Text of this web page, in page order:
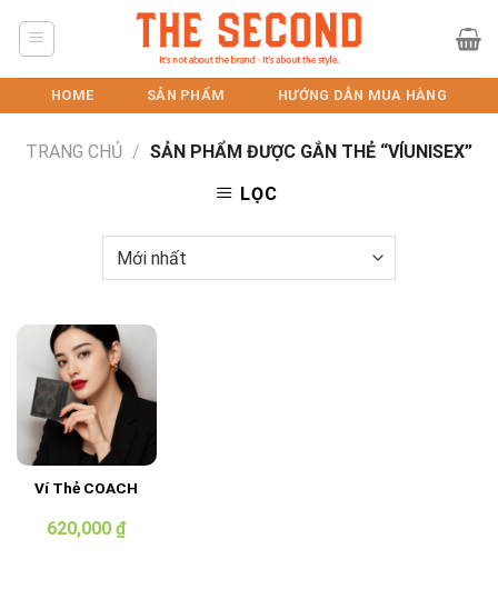
HOME SẢN PHẨM HƯỚNG DẪN MUA HÀNG
TRANG CHỦ / SẢN PHẨM ĐƯỢC GẮN THẺ “VÍUNISEX”
LỌC
Ví Thẻ COACH
620,000₫